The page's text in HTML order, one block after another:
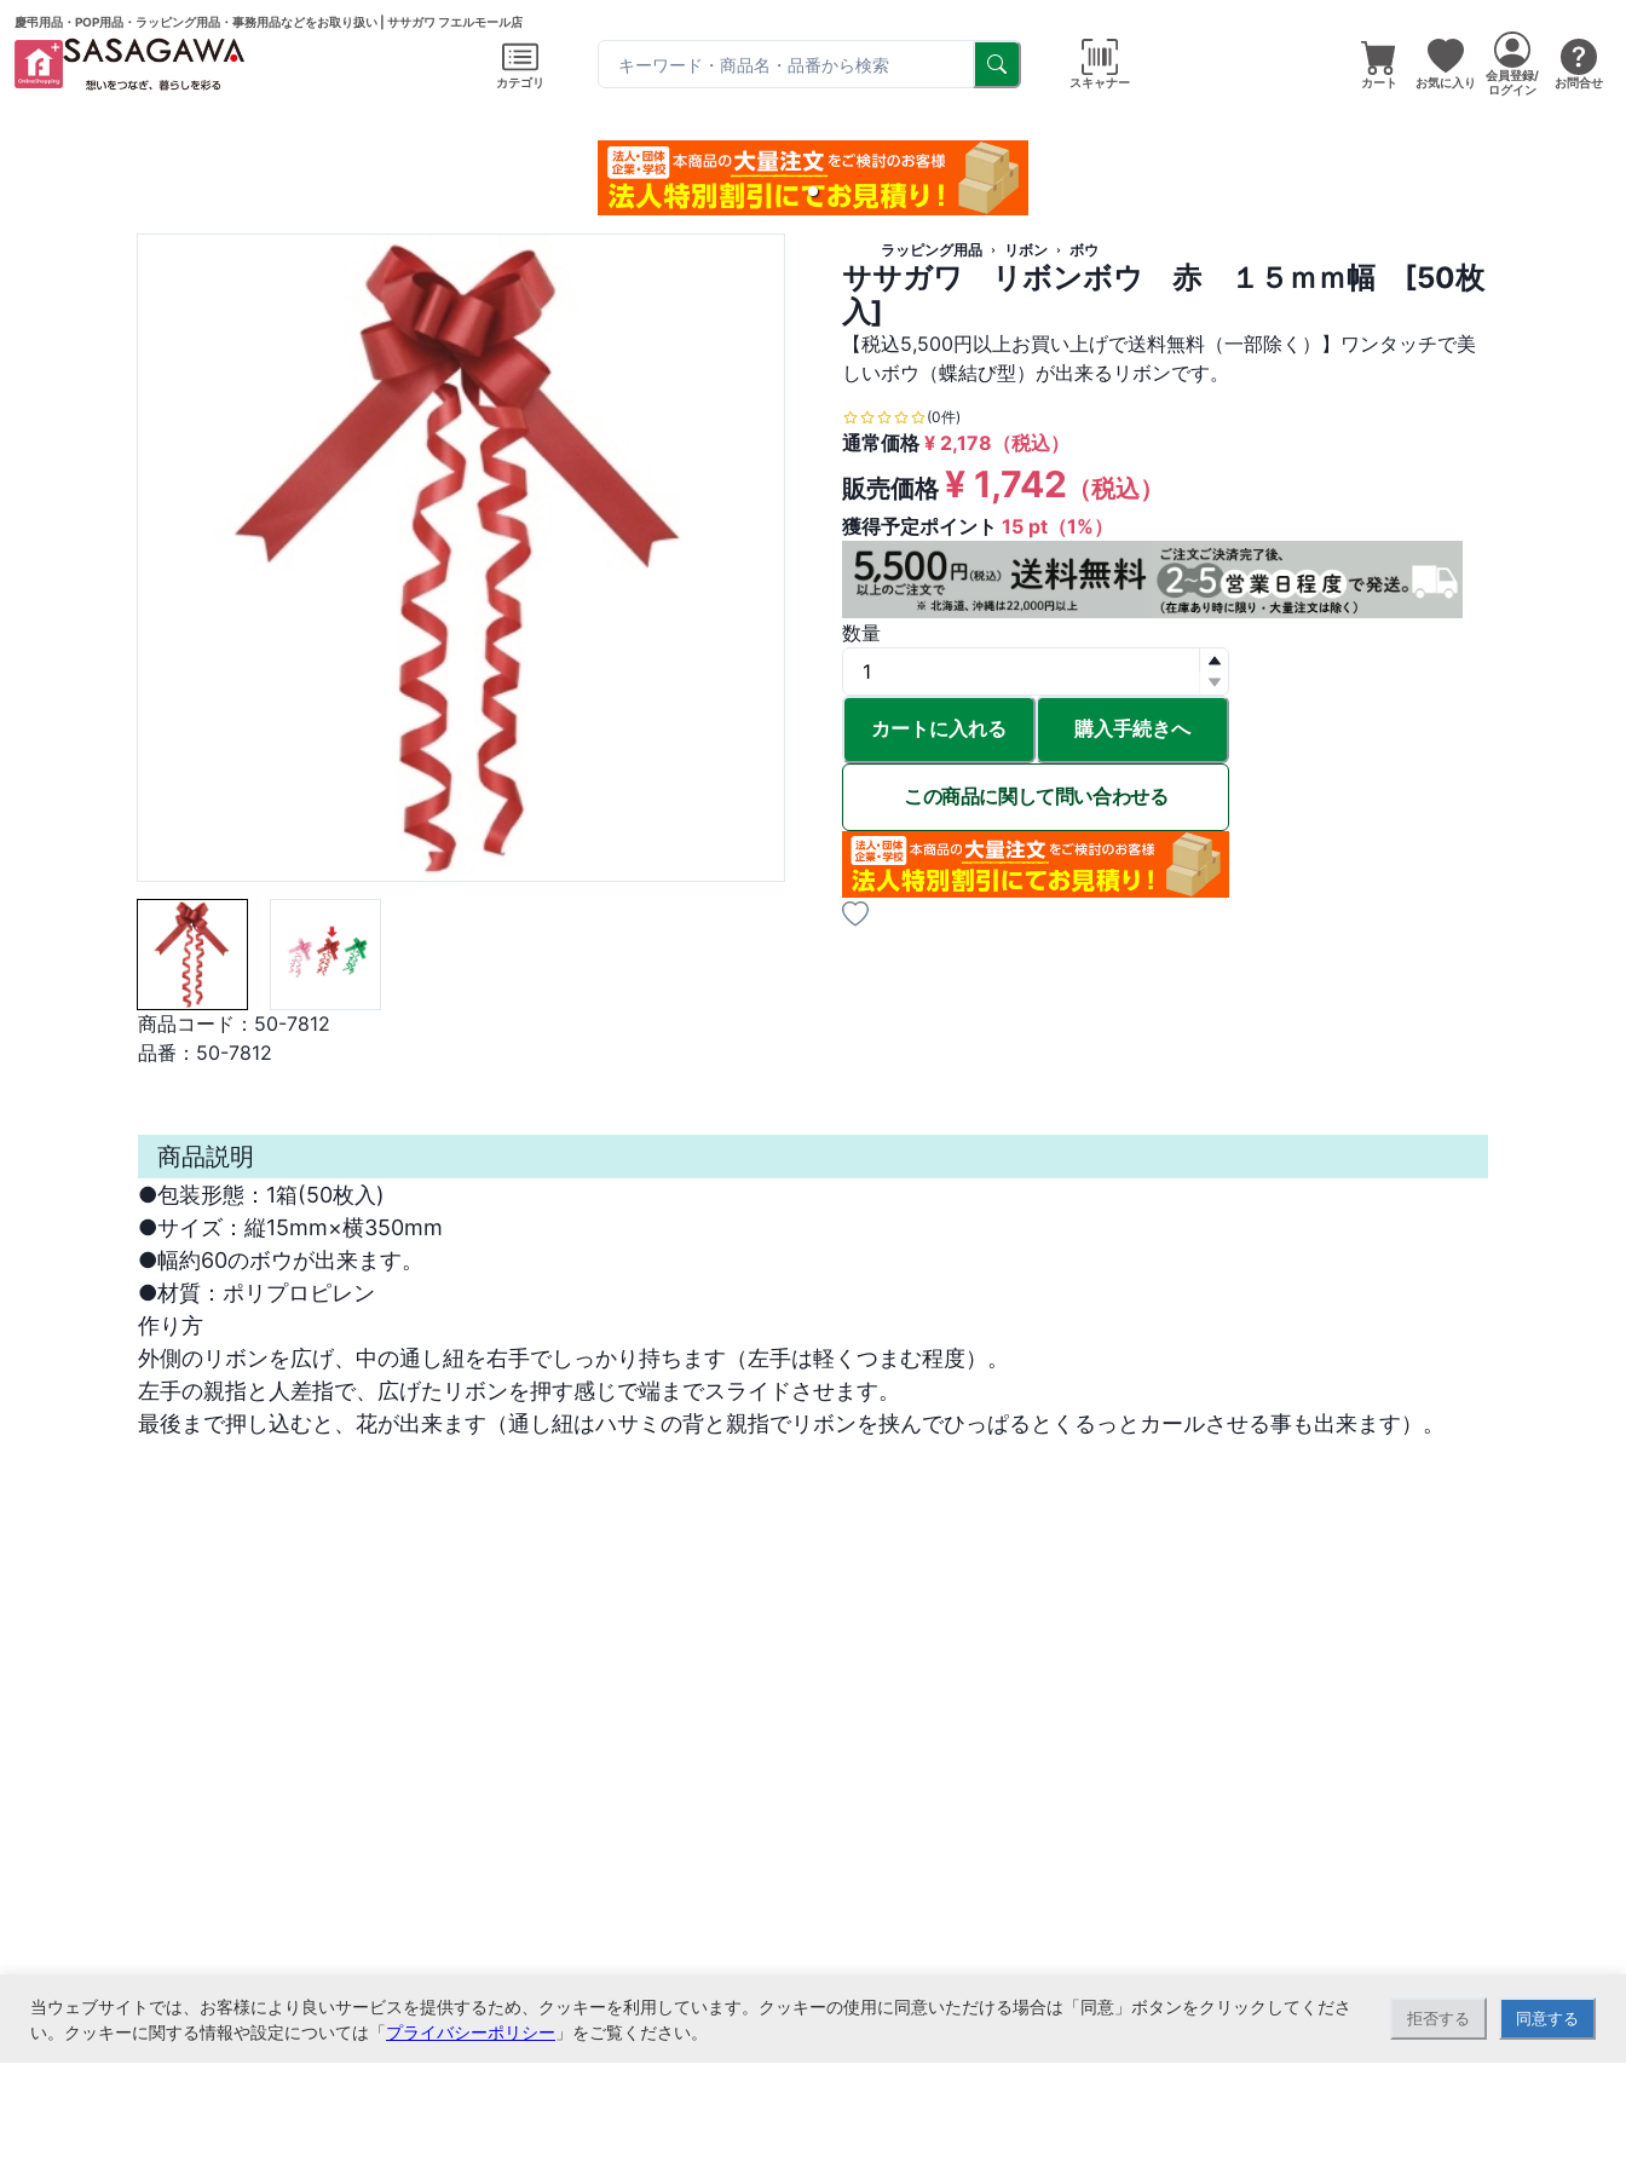
慶弔用品・POP用品・ラッピング用品・事務用品などをお取り扱い | ササガワ フエルモール店
カテゴリ スキャナー カート お気に入り
会員登録/
ログイン
お問合せ
商品コード： 50-7812
品番： 50-7812
ラッピング用品 リボン ボウ
ササガワ リボンボウ 赤 １５ｍｍ幅 [50枚
入]
【税込5,500円以上お買い上げで送料無料（一部除く）】ワンタッチで美
しいボウ（蝶結び型）が出来るリボンです。
(0件)
通常価格¥ 2,178 （税込）
販売価格¥ 1,742 （税込）
獲得予定ポイント 15 pt（1%）
数量
カートに入れる 購入手続きへ
この商品に関して問い合わせる
商品説明
●包装形態：1箱(50枚入)
●サイズ：縦15mm×横350mm
●幅約60のボウが出来ます。
●材質：ポリプロピレン
作り方
外側のリボンを広げ、中の通し紐を右手でしっかり持ちます（左手は軽くつまむ程度）。
左手の親指と人差指で、広げたリボンを押す感じで端までスライドさせます。
最後まで押し込むと、花が出来ます（通し紐はハサミの背と親指でリボンを挟んでひっぱるとくるっとカールさせる事も出来ます）。
当ウェブサイトでは、お客様により良いサービスを提供するため、クッキーを利用しています。クッキーの使用に同意いただける場合は「同意」ボタンをクリックしてくださ
い。クッキーに関する情報や設定については「プライバシーポリシー 」をご覧ください。
拒否する 同意する